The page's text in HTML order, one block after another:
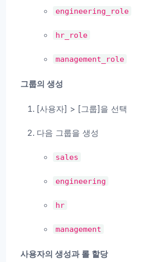
engineering_role
hr_role
management_role
그룹의 생성
[사용자] > [그룹]을 선택
다음 그룹을 생성
sales
engineering
hr
management
사용자의 생성과 롤 할당